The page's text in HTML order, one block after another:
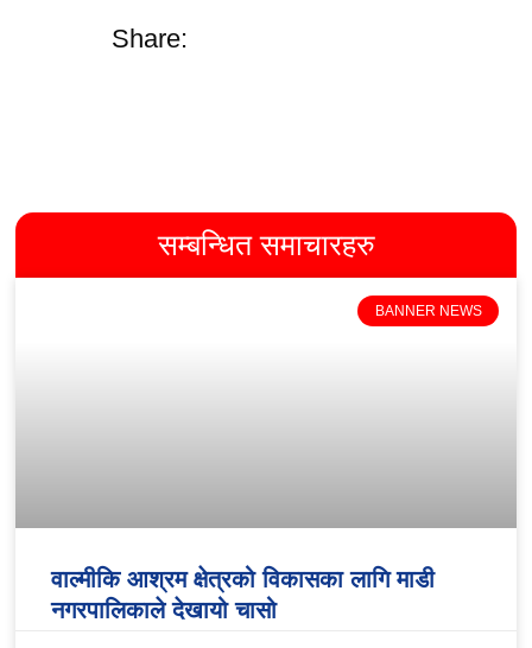
Share:
सम्बन्धित समाचारहरु
BANNER NEWS
वाल्मीकि आश्रम क्षेत्रको विकासका लागि माडी
नगरपालिकाले देखायो चासो